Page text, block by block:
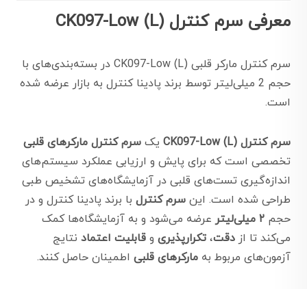
معرفی سرم کنترل CK097-Low (L)
سرم کنترل مارکر قلبی CK097-Low (L) در بسته‌بندی‌های با
حجم 2 میلی‌لیتر توسط برند پادینا کنترل به بازار عرضه شده
است.
سرم کنترل CK097-Low (L) یک سرم کنترل مارکرهای قلبی
تخصصی است که برای پایش و ارزیابی عملکرد سیستم‌های
اندازه‌گیری تست‌های قلبی در آزمایشگاه‌های تشخیص طبی
طراحی شده است. این سرم کنترل با برند پادینا کنترل و در
حجم ۲ میلی‌لیتر
عرضه می‌شود و به آزمایشگاه‌ها کمک
می‌کند تا از دقت، تکرارپذیری و قابلیت اعتماد نتایج
آزمون‌های مربوط به مارکرهای قلبی اطمینان حاصل کنند.